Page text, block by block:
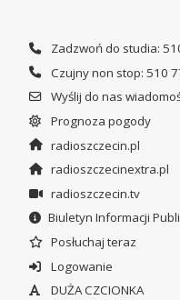
Zadzwoń do studia:
Czujny non stop: 510
Wyślij do nas
Prognoza pogody
radioszczecin.pl
radioszczecinextra.pl
radioszczecin.tv
Biuletyn Informacji
Posłuchaj teraz
Logowanie
DUŻA CZCIONKA